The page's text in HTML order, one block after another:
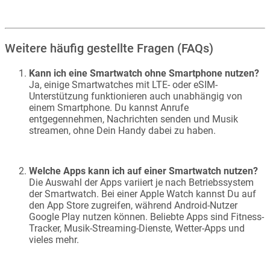
Weitere häufig gestellte Fragen (FAQs)
Kann ich eine Smartwatch ohne Smartphone nutzen?
Ja, einige Smartwatches mit LTE- oder eSIM-
Unterstützung funktionieren auch unabhängig von
einem Smartphone. Du kannst Anrufe
entgegennehmen, Nachrichten senden und Musik
streamen, ohne Dein Handy dabei zu haben.
Welche Apps kann ich auf einer Smartwatch nutzen?
Die Auswahl der Apps variiert je nach Betriebssystem
der Smartwatch. Bei einer Apple Watch kannst Du auf
den App Store zugreifen, während Android-Nutzer
Google Play nutzen können. Beliebte Apps sind Fitness-
Tracker, Musik-Streaming-Dienste, Wetter-Apps und
vieles mehr.